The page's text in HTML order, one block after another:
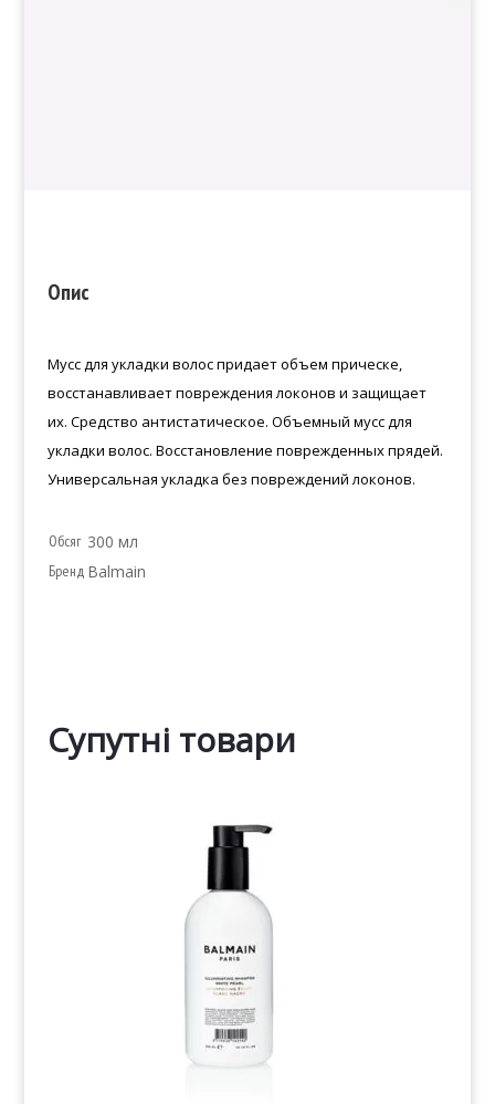
Опис
Мусс для укладки волос придает объем прическе,
восстанавливает повреждения локонов и защищает
их. Средство антистатическое. Объемный мусс для
укладки волос. Восстановление поврежденных прядей.
Универсальная укладка без повреждений локонов.
Обсяг 300 мл
Бренд Balmain
Супутні товари